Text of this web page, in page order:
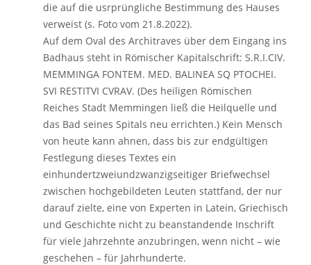
die auf die usrprüngliche Bestimmung des Hauses
verweist (s. Foto vom 21.8.2022).
Auf dem Oval des Architraves über dem Eingang ins
Badhaus steht in Römischer Kapitalschrift: S.R.I.CIV.
MEMMINGA FONTEM. MED. BALINEA SQ PTOCHEI.
SVI RESTITVI CVRAV. (Des heiligen Römischen
Reiches Stadt Memmingen ließ die Heilquelle und
das Bad seines Spitals neu errichten.) Kein Mensch
von heute kann ahnen, dass bis zur endgültigen
Festlegung dieses Textes ein
einhundertzweiundzwanzigseitiger Briefwechsel
zwischen hochgebildeten Leuten stattfand, der nur
darauf zielte, eine von Experten in Latein, Griechisch
und Geschichte nicht zu beanstandende Inschrift
für viele Jahrzehnte anzubringen, wenn nicht – wie
geschehen – für Jahrhunderte.